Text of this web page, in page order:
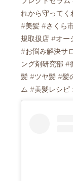
れから守って
#美髪 #さくら
規取扱店 #オー
#お悩み解決サ
ング剤研究部 #
髪 #ツヤ髪 #髪
ム #美髪レシ